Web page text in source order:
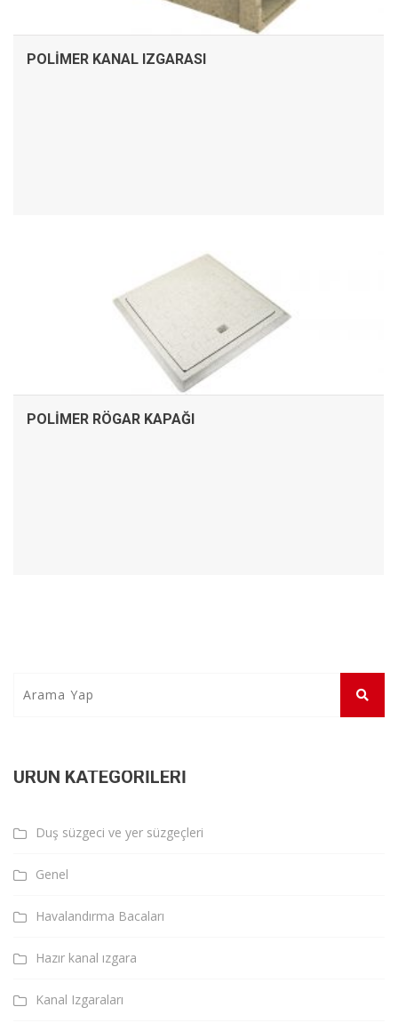
POLIMER KANAL IZGARASI
İNCELE
POLIMER RÖGAR KAPAĞI
ÜRÜN KATEGORILERI
Duş süzgeci ve yer süzgeçleri
Genel
Havalandırma Bacaları
Hazır kanal ızgara
Kanal Izgaraları